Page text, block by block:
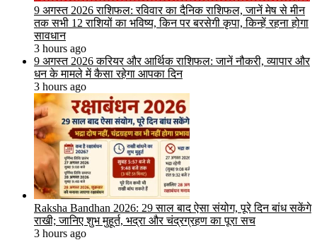
9 अगस्त 2026 राशिफल: रविवार का दैनिक राशिफल, जानें मेष से मीन
तक सभी 12 राशियों का भविष्य, किन पर बरसेगी कृपा, किन्हें रहना होगा
सावधान
3 hours ago
9 अगस्त 2026 करियर और आर्थिक राशिफल: जानें नौकरी, व्यापार और
धन के मामले में कैसा रहेगा आपका दिन
3 hours ago
Raksha Bandhan 2026: 29 साल बाद ऐसा संयोग, पूरे दिन बांध सकेंगे
राखी; जानिए शुभ मुहूर्त, भद्रा और चंद्रग्रहण का पूरा सच
3 hours ago